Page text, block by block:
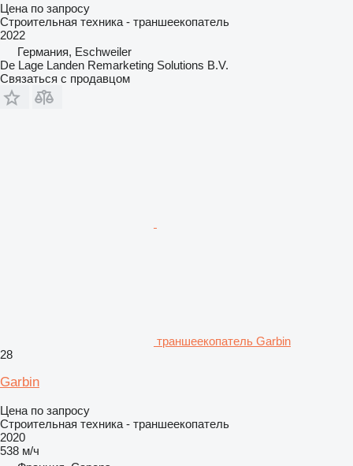
Цена по запросу
Строительная техника - траншеекопатель
2022
Германия, Eschweiler
De Lage Landen Remarketing Solutions B.V.
Связаться с продавцом
траншеекопатель Garbin
28
Garbin
Цена по запросу
Строительная техника - траншеекопатель
2020
538 м/ч